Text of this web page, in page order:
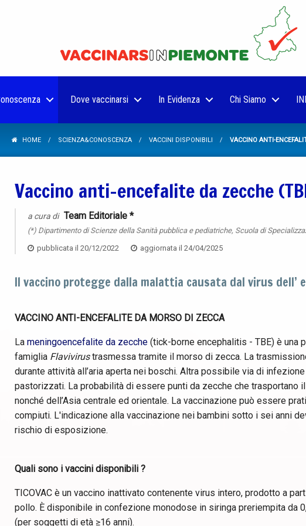
Dove vaccinarsi In Evidenza Chi Siamo
HOME SCIENZA&CONOSCENZA VACCINI DISPONIBILI VACCINO ANTI-
Vaccino anti-encefalite da zecche
a cura di Team Editoriale *
(*) Dipartimento di Scienze della Sanità pubblica e pediatriche, Scuola di
pubblicata il 20/12/2022 aggiornata il 24/04/2025
Il vaccino protegge dalla malattia causata dal virus dell’
VACCINO ANTI-ENCEFALITE DA MORSO DI ZECCA
La meningoencefalite da zecche (tick-borne encephalitis - TBE) è una
famiglia Flavivirustrasmessa tramite il morso di zecca. La
durante attività all’aria aperta nei boschi. Altra possibile via di
pastorizzati. La probabilità di essere punti da zecche che trasportano
nonché dell’Asia centrale ed orientale. La vaccinazione può essere
compiuti. L'indicazione alla vaccinazione nei bambini sotto i sei anni
rischio di esposizione.
Quali sono i vaccini disponibili ?
TICOVAC è un vaccino inattivato contenente virus intero, prodotto a
pollo. È disponibile in confezione monodose in siringa preriempita da
(per soggetti di età ≥16 anni).